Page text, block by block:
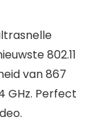
802.11
van 867
GHz. Perfect